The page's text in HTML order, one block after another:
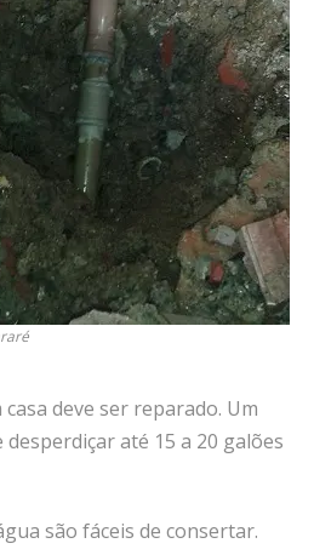
casa deve ser reparado. Um
até 15 a 20 galões
são fáceis de consertar.